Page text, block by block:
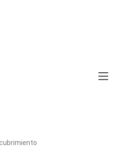
Detección De